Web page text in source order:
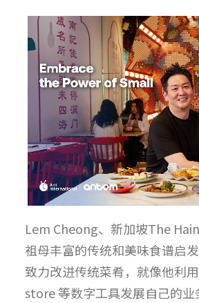
Lem Cheong、新加坡The
祖母丰富的传统和美味食谱启
致力改进传统菜肴，就像他利
store 等数字工具发展自己的业